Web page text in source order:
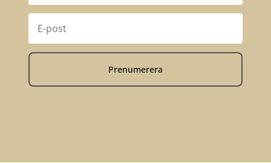
Prenumerera